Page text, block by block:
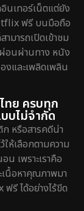
นเทอร์เน็ตแต่ยัง
ฟรี บนมือถือ
ามารถเปิดเข้าชม
อนผ่านทาง หนัง
และเพลิดเพลิน
ย ครบทุก
บไม่จำกัด
หรือสารคดีน่า
ห้เลือกตามความ
เพราะเราคือ
นื้อหาคุณภาพมา
รี ได้อย่างไร้ขีด